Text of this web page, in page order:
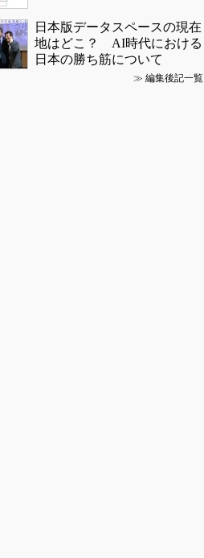
日本版データスペースの現在
地はどこ？ AI時代における
日本の勝ち筋について
≫ 編集後記一覧